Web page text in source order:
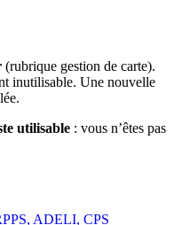
(rubrique gestion de carte).
inutilisable. Une nouvelle
utilisable : vous n’êtes pas
ADELI, CPS